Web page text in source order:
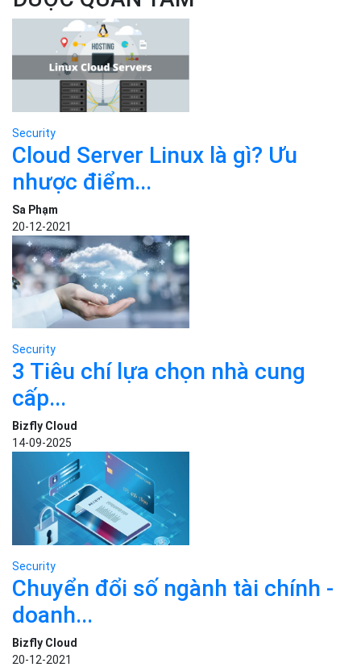
Security
Cloud Server Linux là gì? Ưu
nhược điểm...
Sa Phạm
20-12-2021
Security
3 Tiêu chí lựa chọn nhà cung
cấp...
Bizfly Cloud
14-09-2025
Security
Chuyển đổi số ngành tài chính -
doanh...
Bizfly Cloud
20-12-2021